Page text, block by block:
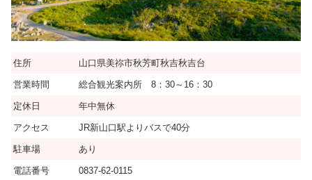
住所 山口県美祢市秋芳町秋吉秋吉台
営業時間 総合観光案内所 8：30～16：30
定休日 年中無休
アクセス JR新山口駅よりバスで40分
駐車場 あり
電話番号 0837-62-0115